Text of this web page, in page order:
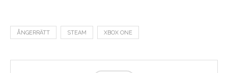
ÅNGERRÄTT STEAM XBOX ONE